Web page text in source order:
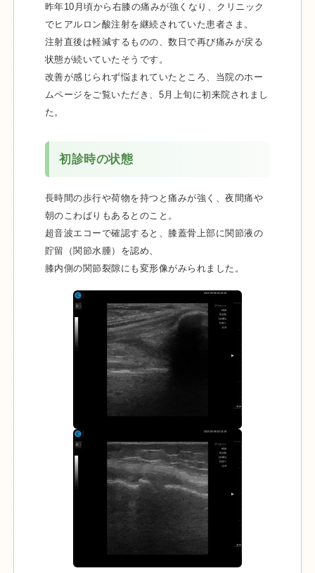
昨年10月頃から右膝の痛みが強くなり、クリニック
でヒアルロン酸注射を継続されていた患者さま。
注射直後は軽減するものの、数日で再び痛みが戻る
状態が続いていたそうです。
改善が感じられず悩まれていたところ、当院のホー
ムページをご覧いただき、5月上旬に初来院されまし
た。
初診時の状態
長時間の歩行や荷物を持つと痛みが強く、夜間痛や
朝のこわばりもあるとのこと。
超音波エコーで確認すると、膝蓋骨上部に関節液の
貯留（関節水腫）を認め、
膝内側の関節裂隙にも変形像がみられました。